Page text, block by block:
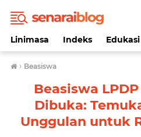
Linimasa Indeks Edukasi
› Beasiswa
Beasiswa LPDP
Dibuka:
Unggulan untuk